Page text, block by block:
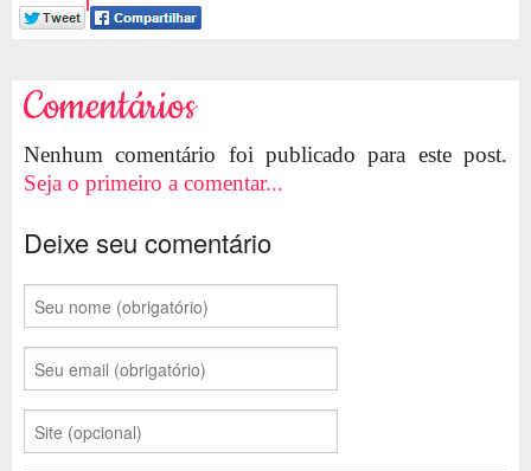
Comentários
Nenhum comentário foi publicado para este post.
Seja o primeiro a comentar...
Deixe seu comentário